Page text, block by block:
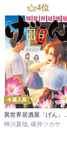
4位
今週入荷
蝉川夏哉 碓井ツカサ